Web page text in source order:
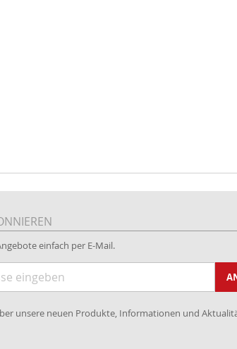
einfach per E-Mail.
unsere neuen Produkte, Informationen und